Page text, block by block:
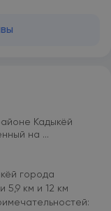
Кадыкёй
на ...
города
5,9 км и 12 км